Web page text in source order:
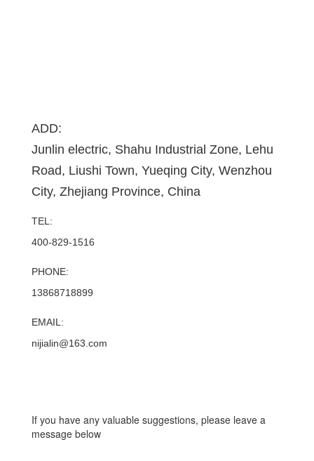
ADD:
Junlin electric, Shahu Industrial Zone, Lehu
Road, Liushi Town, Yueqing City, Wenzhou
City, Zhejiang Province, China
TEL:
400-829-1516
PHONE:
13868718899
EMAIL:
nijialin@163.com
If you have any valuable suggestions, please leave a
message below